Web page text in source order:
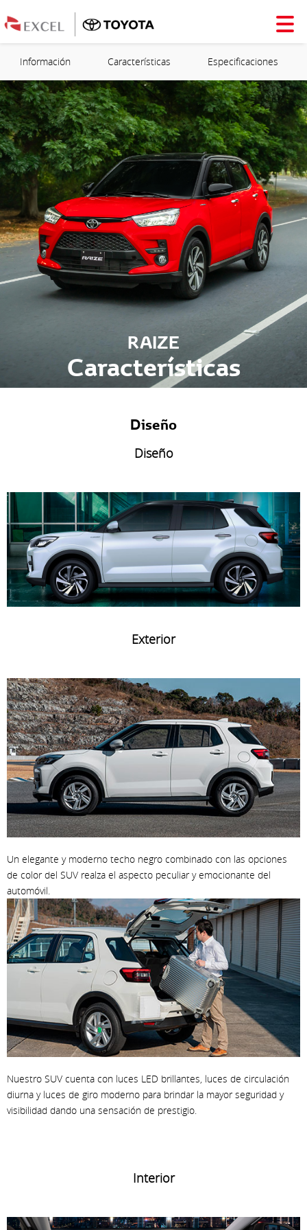
Información Características Especificaciones
RAIZE
Características
Diseño
Diseño
Exterior
Un elegante y moderno techo negro combinado con las opciones
de color del SUV realza el aspecto peculiar y emocionante del
automóvil.
Nuestro SUV cuenta con luces LED brillantes, luces de circulación
diurna y luces de giro moderno para brindar la mayor seguridad y
visibilidad dando una sensación de prestigio.
Interior